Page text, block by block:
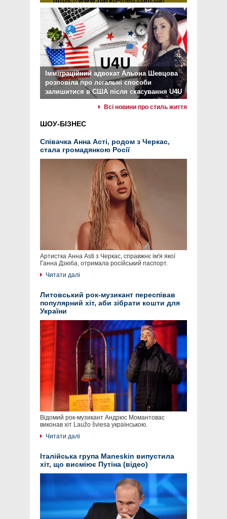
Імміграційний адвокат Альона Шевцова
розповіла про легальні способи
залишитися в США після скасування U4U
Всі новини про стиль життя
ШОУ-БІЗНЕС
Співачка Анна Асті, родом з Черкас,
стала громадянкою Росії
Артистка Анна Asti з Черкас, справжнє ім'я якої
Ганна Дзюба, отримала російський паспорт.
Читати далі
Литовський рок-музикант переспівав
популярний хіт, аби зібрати кошти для
України
Відомий рок-музикант Андрюс Момантовас
виконав хіт Laužo šviesa українською.
Читати далі
Італійська група Maneskin випустила
хіт, що висміює Путіна (відео)